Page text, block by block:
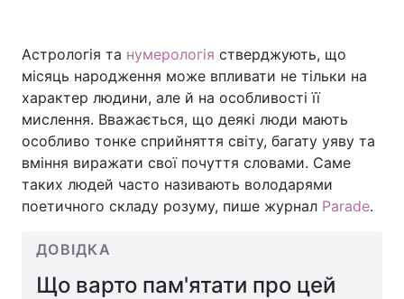
Головна Війна
Україна Політика
Економіка
Спорт Наука
Зброя
Астрологія та нумерологія стверджують, що
місяць народження може впливати не тільки на
характер людини, але й на особливості її
мислення. Вважається, що деякі люди мають
особливо тонке сприйняття світу, багату уяву та
вміння виражати свої почуття словами. Саме
таких людей часто називають володарями
поетичного складу розуму, пише журнал Parade.
ДОВІДКА
Що варто пам'ятати про цей